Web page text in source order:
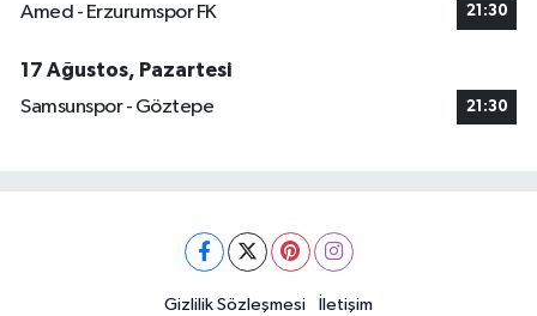
Amed - Erzurumspor FK 21:30
17 Ağustos, Pazartesi
Samsunspor - Göztepe
21:30
Gizlilik Sözleşmesi İletişim